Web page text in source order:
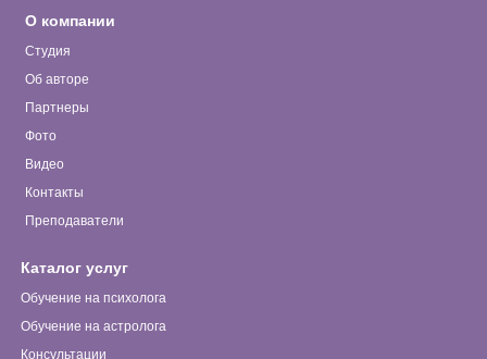
О компании
Студия
Об авторе
Партнеры
Фото
Видео
Контакты
Преподаватели
Каталог услуг
Обучение на психолога
Обучение на астролога
Консультации